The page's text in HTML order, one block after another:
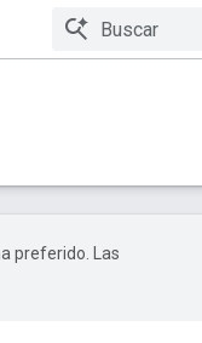
preferido. Las